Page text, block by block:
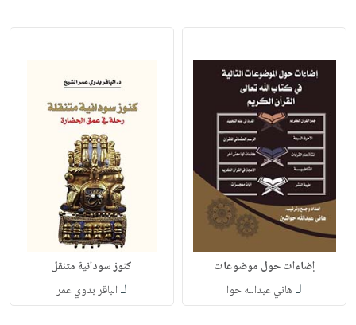
إضاءات حول موضوعات
لـ هاني عبدالله حوا
كنوز سودانية متنقل
لـ الباقر بدوي عمر